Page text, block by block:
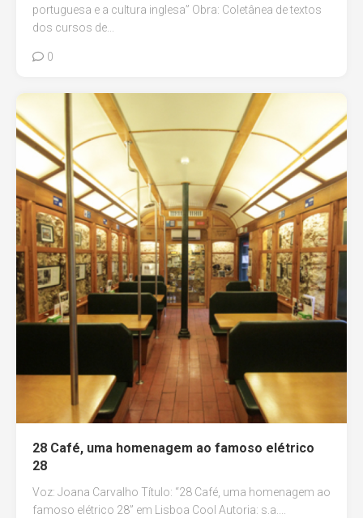
portuguesa e a cultura inglesa” Obra: Coletânea de textos
dos cursos de...
0
28 Café, uma homenagem ao famoso elétrico
28
Voz: Joana Carvalho Título: “28 Café, uma homenagem ao
famoso elétrico 28” em Lisboa Cool Autoria: s.a....